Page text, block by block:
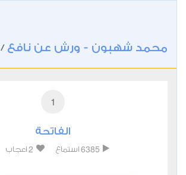
محمد شهبون - ورش عن نافع /
1
الفاتحة
6385 استماع 2 اعجاب